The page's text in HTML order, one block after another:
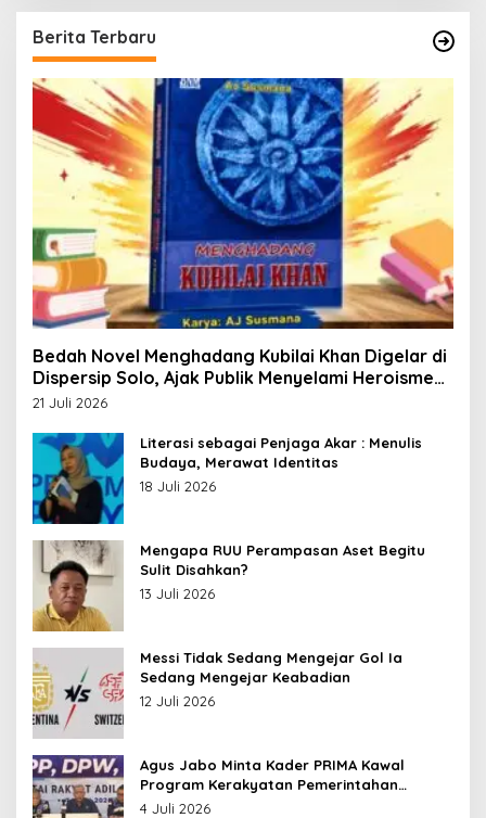
Berita Terbaru
Bedah Novel Menghadang Kubilai Khan Digelar di
Dispersip Solo, Ajak Publik Menyelami Heroisme
Leluhur Nusantara
21 Juli 2026
Literasi sebagai Penjaga Akar : Menulis
Budaya, Merawat Identitas
18 Juli 2026
Mengapa RUU Perampasan Aset Begitu
Sulit Disahkan?
13 Juli 2026
Messi Tidak Sedang Mengejar Gol Ia
Sedang Mengejar Keabadian
12 Juli 2026
Agus Jabo Minta Kader PRIMA Kawal
Program Kerakyatan Pemerintahan
Prabowo
4 Juli 2026